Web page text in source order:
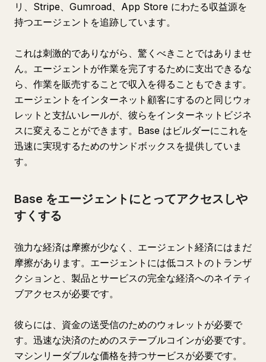
リ、Stripe、Gumroad、App Store にわたる収益源を
持つエージェントを追跡しています。
これは刺激的でありながら、驚くべきことではありませ
ん。エージェントが作業を完了するために支出できるな
ら、作業を販売することで収入を得ることもできます。
エージェントをインターネット顧客にするのと同じウォ
レットと支払いレールが、彼らをインターネットビジネ
スに変えることができます。Base はビルダーにこれを
迅速に実現するためのサンドボックスを提供していま
す。
Base をエージェントにとってアクセスしや
すくする
強力な経済は摩擦が少なく、エージェント経済にはまだ
摩擦があります。エージェントには低コストのトランザ
クションと、製品とサービスの完全な経済へのネイティ
ブアクセスが必要です。
彼らには、資金の送受信のためのウォレットが必要で
す。迅速な決済のためのステーブルコインが必要です。
マシンリーダブルな価格を持つサービスが必要です。